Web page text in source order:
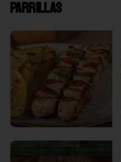
Parrillas